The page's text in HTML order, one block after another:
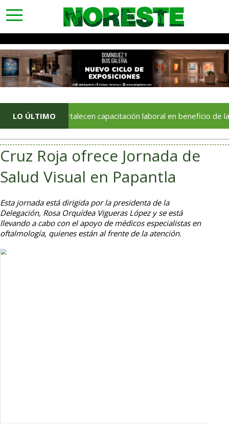
toggle
navigation
LO ÚLTIMO
fortalecen capacitación laboral en beneficio de las y los
Cruz Roja ofrece Jornada de
Salud Visual en Papantla
Esta jornada está dirigida por la presidenta de la
Delegación, Rosa Orquídea Vigueras López y se está
llevando a cabo con el apoyo de médicos especialistas en
oftalmología, quienes están al frente de la atención.